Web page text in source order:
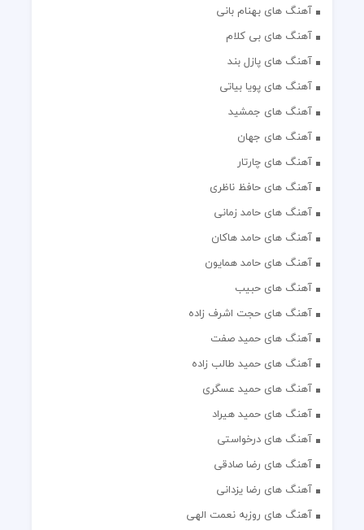
آهنگ های بهنام بانی
آهنگ های بی کلام
آهنگ های پازل بند
آهنگ های پویا بیاتی
آهنگ های جمشید
آهنگ های جهان
آهنگ های چارتار
آهنگ های حافظ ناظری
آهنگ های حامد زمانی
آهنگ های حامد هاکان
آهنگ های حامد همایون
آهنگ های حبیب
آهنگ های حجت اشرف زاده
آهنگ های حمید صفت
آهنگ های حمید طالب زاده
آهنگ های حمید عسگری
آهنگ های حمید هیراد
آهنگ های درخواستی
آهنگ های رضا صادقی
آهنگ های رضا یزدانی
آهنگ های روزبه نعمت الهی